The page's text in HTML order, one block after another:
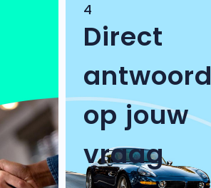
4
Direct
antwoord
op jouw
vraag